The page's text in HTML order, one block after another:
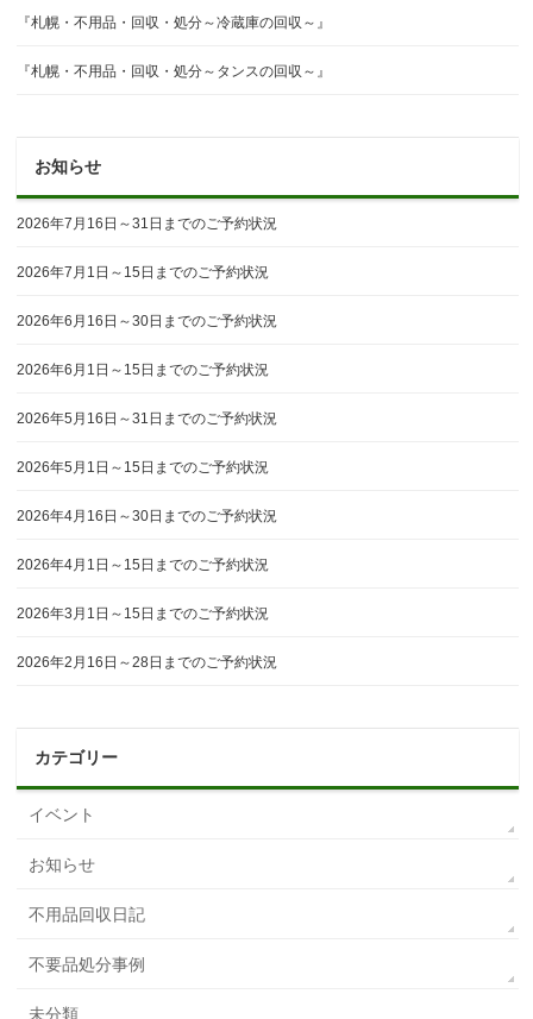
『札幌・不用品・回収・処分～冷蔵庫の回収～』
『札幌・不用品・回収・処分～タンスの回収～』
お知らせ
2026年7月16日～31日までのご予約状況
2026年7月1日～15日までのご予約状況
2026年6月16日～30日までのご予約状況
2026年6月1日～15日までのご予約状況
2026年5月16日～31日までのご予約状況
2026年5月1日～15日までのご予約状況
2026年4月16日～30日までのご予約状況
2026年4月1日～15日までのご予約状況
2026年3月1日～15日までのご予約状況
2026年2月16日～28日までのご予約状況
カテゴリー
イベント
お知らせ
不用品回収日記
不要品処分事例
未分類